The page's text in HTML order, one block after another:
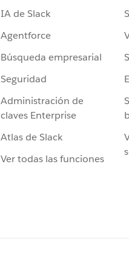
IA de Slack
Agentforce
Búsqueda empresarial
Seguridad
Administración de
claves Enterprise
Atlas de Slack
Ver todas las funciones